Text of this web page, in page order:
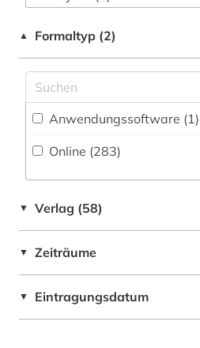
Museumswesen (19)
ausbildung (3)
autograph (1)
autor (1)
ballade (2)
bands (1)
Berlin (1)
Bosnien-Herzegowina (1)
Deutschland (66)
Israel (1)
▲ Formaltyp (2)
Anwendungssoftware (1)
Online (283)
▼ Verlag (58)
▼ Zeiträume
▼ Eintragungsdatum